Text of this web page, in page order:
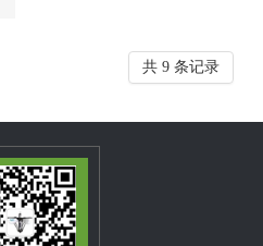
共 9 条记录